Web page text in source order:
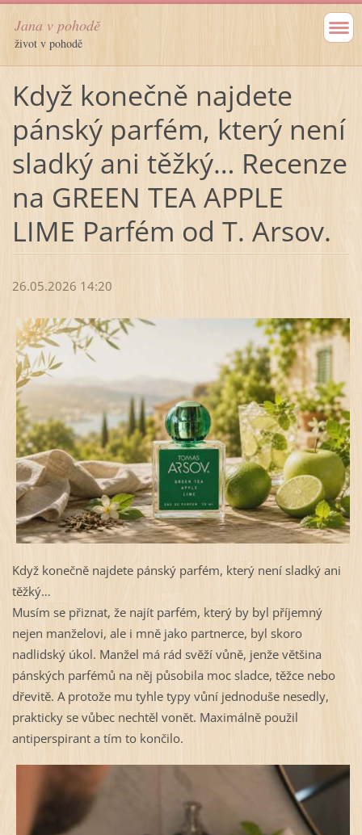
Jana v pohodě
život v pohodě
Když konečně najdete
pánský parfém, který není
sladký ani těžký… Recenze
na GREEN TEA APPLE
LIME Parfém od T. Arsov.
26.05.2026 14:20
Když konečně najdete pánský parfém, který není sladký ani
těžký…
Musím se přiznat, že najít parfém, který by byl příjemný
nejen manželovi, ale i mně jako partnerce, byl skoro
nadlidský úkol. Manžel má rád svěží vůně, jenže většina
pánských parfémů na něj působila moc sladce, těžce nebo
dřevitě. A protože mu tyhle typy vůní jednoduše nesedly,
prakticky se vůbec nechtěl vonět. Maximálně použil
antiperspirant a tím to končilo.